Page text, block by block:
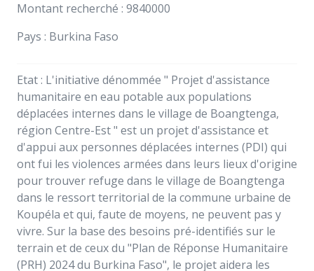
Montant recherché : 9840000
Pays : Burkina Faso
Etat : L'initiative dénommée " Projet d'assistance
humanitaire en eau potable aux populations
déplacées internes dans le village de Boangtenga,
région Centre-Est " est un projet d'assistance et
d'appui aux personnes déplacées internes (PDI) qui
ont fui les violences armées dans leurs lieux d'origine
pour trouver refuge dans le village de Boangtenga
dans le ressort territorial de la commune urbaine de
Koupéla et qui, faute de moyens, ne peuvent pas y
vivre. Sur la base des besoins pré-identifiés sur le
terrain et de ceux du "Plan de Réponse Humanitaire
(PRH) 2024 du Burkina Faso", le projet aidera les